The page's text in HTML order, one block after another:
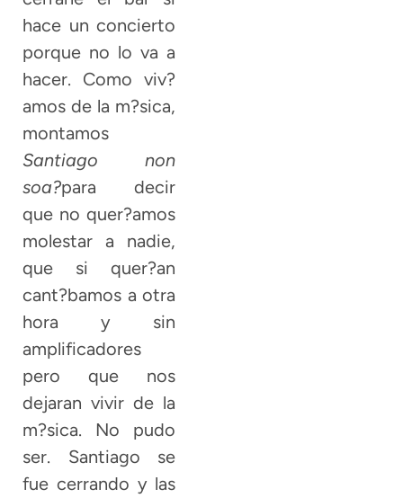
hace un concierto
porque no lo va a
hacer. Como viv?
amos de la m?sica,
montamos
Santiago non
soa?para decir
que no quer?amos
molestar a nadie,
que si quer?an
cant?bamos a otra
hora y sin
amplificadores
pero que nos
dejaran vivir de la
m?sica. No pudo
ser. Santiago se
fue cerrando y las